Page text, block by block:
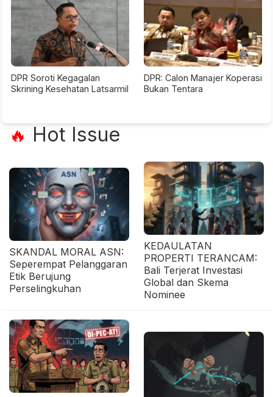
DPR Soroti Kegagalan
Skrining Kesehatan Latsarmil
DPR: Calon Manajer Koperasi
Bukan Tentara
🔥 Hot Issue
SKANDAL MORAL ASN:
Seperempat Pelanggaran
Etik Berujung
Perselingkuhan
KEDAULATAN
PROPERTI TERANCAM:
Bali Terjerat Investasi
Global dan Skema
Nominee